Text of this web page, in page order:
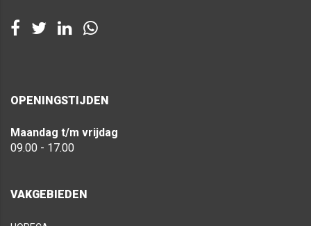
OPENINGSTIJDEN
Maandag t/m vrijdag
09.00 - 17.00
VAKGEBIEDEN